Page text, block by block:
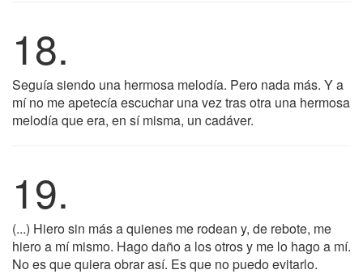
18.
Seguía siendo una hermosa melodía. Pero nada más. Y a
mí no me apetecía escuchar una vez tras otra una hermosa
melodía que era, en sí misma, un cadáver.
19.
(...) Hiero sin más a quienes me rodean y, de rebote, me
hiero a mí mismo. Hago daño a los otros y me lo hago a mí.
No es que quiera obrar así. Es que no puedo evitarlo.